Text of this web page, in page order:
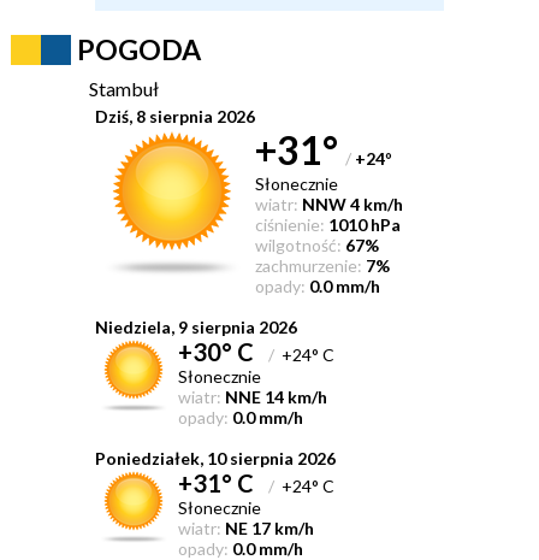
POGODA
Stambuł
Dziś, 8 sierpnia 2026
+31° / +24°
Słonecznie
wiatr: NNW 4 km/h
ciśnienie: 1010 hPa
wilgotność: 67%
zachmurzenie: 7%
opady: 0.0 mm/h
Niedziela, 9 sierpnia 2026
+30° C /+24° C
Słonecznie
wiatr: NNE 14 km/h
opady: 0.0 mm/h
Poniedziałek, 10 sierpnia 2026
+31° C /+24° C
Słonecznie
wiatr: NE 17 km/h
opady: 0.0 mm/h